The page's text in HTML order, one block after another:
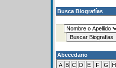
Busca Biografías
Abecedario
A B C D E F G H